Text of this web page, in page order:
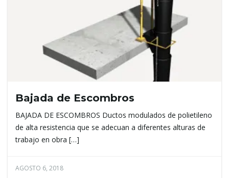
Bajada de Escombros
BAJADA DE ESCOMBROS Ductos modulados de polietileno
de alta resistencia que se adecuan a diferentes alturas de
trabajo en obra […]
AGOSTO 6, 2018